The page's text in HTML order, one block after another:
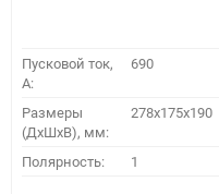
Пусковой ток,
A:
690
Размеры
(ДхШхВ), мм:
278x175x190
Полярность: 1